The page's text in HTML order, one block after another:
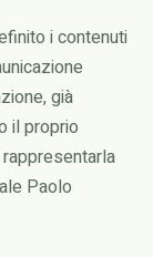
i contenuti
già
il proprio
Paolo